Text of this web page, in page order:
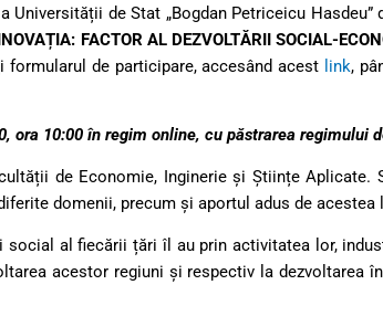
a Universității de Stat „Bogdan Petriceicu
FACTOR AL DEZVOLTĂRII SOCIAL-
de participare, accesând acest link,
ora 10:00 în regim online, cu păstrarea regimului
de Economie, Inginerie și Științe
domenii, precum și aportul adus de
al fiecării țări îl au prin activitatea lor,
acestor regiuni și respectiv la dezvoltarea